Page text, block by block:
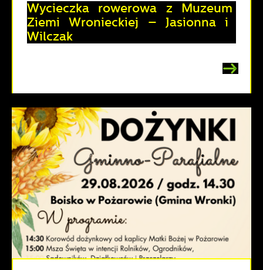
Wycieczka rowerowa z Muzeum
Ziemi Wronieckiej – Jasionna i
Wilczak